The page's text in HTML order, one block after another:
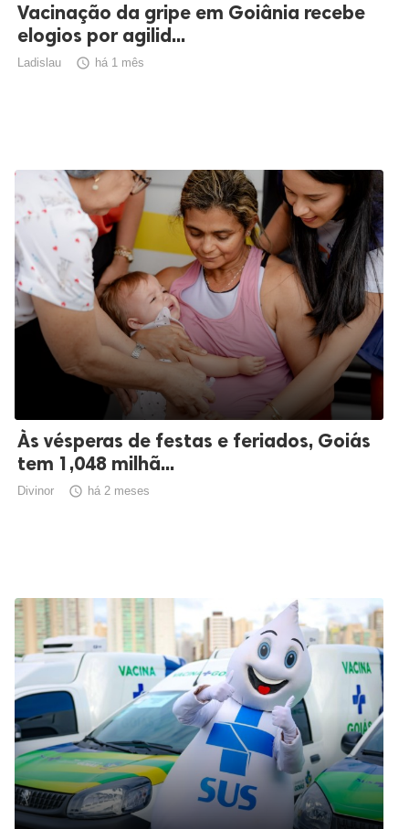
Vacinação da gripe em Goiânia recebe
elogios por agilid...
Ladislau  há 1 mês
Às vésperas de festas e feriados, Goiás
tem 1,048 milhã...
Divinor  há 2 meses